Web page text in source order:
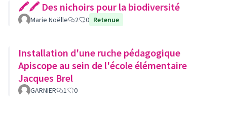
🖍🖍 Des nichoirs pour la biodiversité
Marie Noëlle 2 0 Retenue
Installation d'une ruche pédagogique
Apiscope au sein de l'école élémentaire
Jacques Brel
GARNIER 1 0